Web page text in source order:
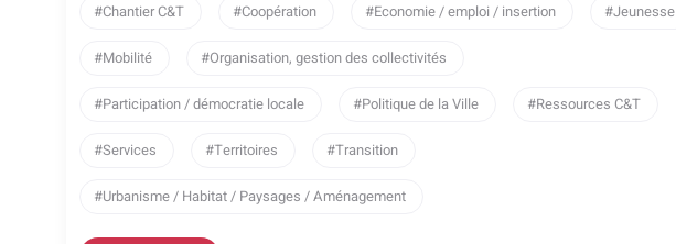
Chantier C&T Coopération Economie / emploi / insertion Jeunesse
Mobilité Organisation, gestion des collectivités
Participation / démocratie locale Politique de la Ville Ressources C&T
Services Territoires Transition
Urbanisme / Habitat / Paysages / Aménagement